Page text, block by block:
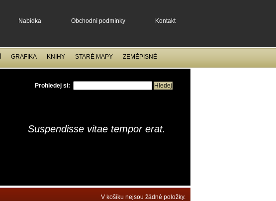
Nabídka Obchodní podmínky Kontakt
GRAFIKA KNIHY STARÉ MAPY ZEMĚPISNÉ
Suspendisse vitae tempor erat.
Prohledej si:
V košíku nejsou žádné položky.